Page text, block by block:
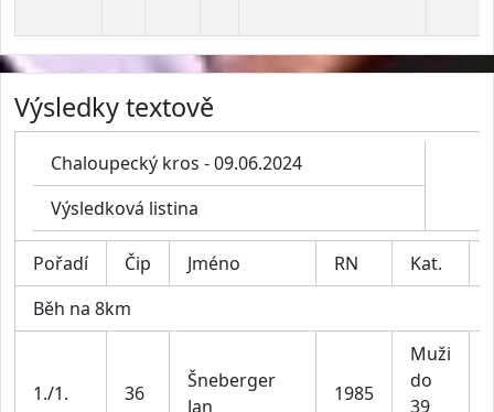
Výsledky textově
Chaloupecký kros - 09.06.2024
Výsledková listina
Pořadí Čip Jméno RN Kat.
Běh na 8km
1./1. 36
Šneberger
Jan
1985
Muži
do
39